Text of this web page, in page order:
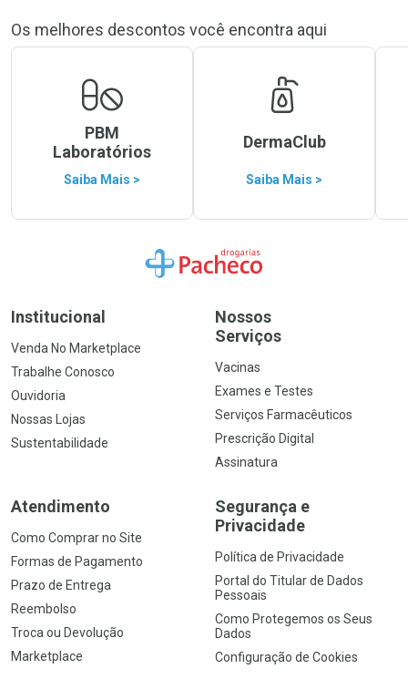
Os melhores descontos você encontra aqui
PBM
Laboratórios
Saiba Mais >
DermaClub
Saiba Mais >
Ir para a Home
Institucional
Venda No Marketplace
Trabalhe Conosco
Ouvidoria
Nossas Lojas
Sustentabilidade
Nossos
Serviços
Vacinas
Exames e Testes
Serviços Farmacêuticos
Prescrição Digital
Assinatura
Atendimento
Como Comprar no Site
Formas de Pagamento
Prazo de Entrega
Reembolso
Troca ou Devolução
Marketplace
Segurança e
Privacidade
Política de Privacidade
Portal do Titular de Dados
Pessoais
Como Protegemos os Seus
Dados
Configuração de Cookies